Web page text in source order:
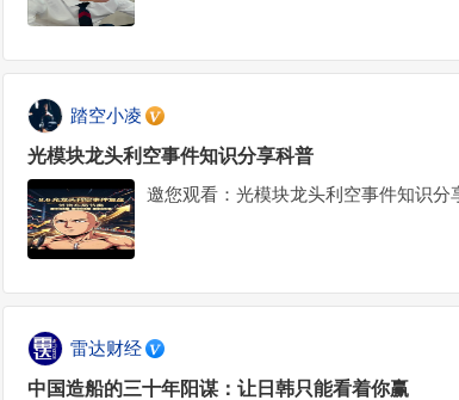
踏空小凌
光模块龙头利空事件知识分享科普
邀您观看：光模块龙头利空事件知识分
雷达财经
中国造船的三十年阳谋：让日韩只能看着你赢